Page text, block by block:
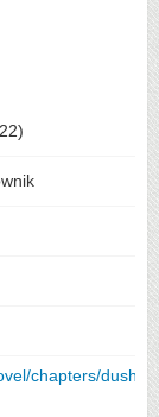
chapters/